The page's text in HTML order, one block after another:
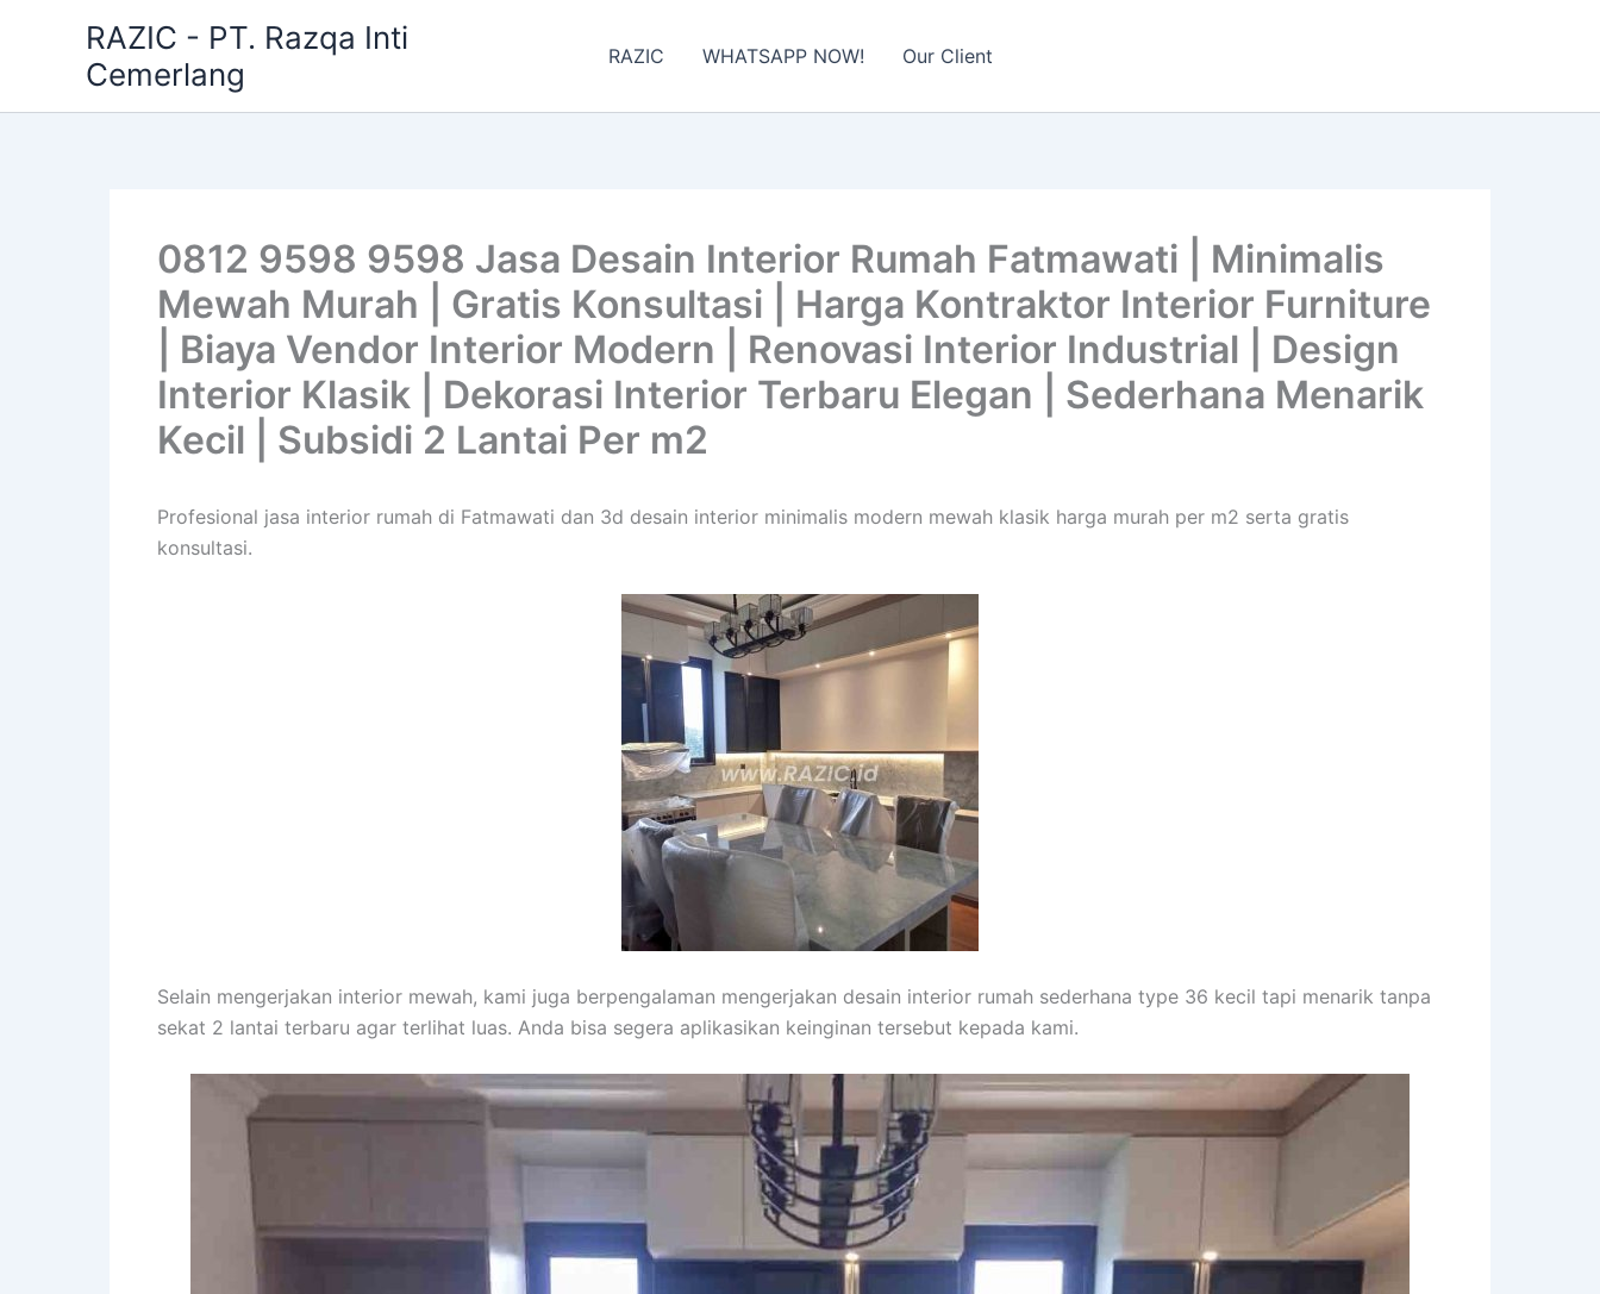
RAZIC - PT. Razqa Inti
Cemerlang
RAZIC WHATSAPP NOW! Our Client
0812 9598 9598 Jasa Desain Interior Rumah Fatmawati | Minimalis
Mewah Murah | Gratis Konsultasi | Harga Kontraktor Interior Furniture
| Biaya Vendor Interior Modern | Renovasi Interior Industrial | Design
Interior Klasik | Dekorasi Interior Terbaru Elegan | Sederhana Menarik
Kecil | Subsidi 2 Lantai Per m2
Profesional jasa interior rumah di Fatmawati dan 3d desain interior minimalis modern mewah klasik harga murah per m2 serta gratis
konsultasi.
Selain mengerjakan interior mewah, kami juga berpengalaman mengerjakan desain interior rumah sederhana type 36 kecil tapi menarik tanpa
sekat 2 lantai terbaru agar terlihat luas. Anda bisa segera aplikasikan keinginan tersebut kepada kami.